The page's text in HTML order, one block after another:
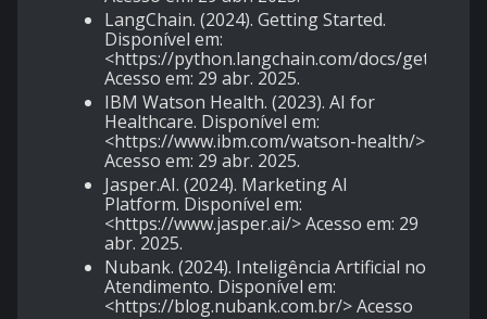
LangChain. (2024). Getting Started.
Disponível em:
<https://python.langchain.com/docs/
Acesso em: 29 abr. 2025.
IBM Watson Health. (2023). AI for
Healthcare. Disponível em:
<https://www.ibm.com/watson-health/>
Acesso em: 29 abr. 2025.
Jasper.AI. (2024). Marketing AI
Platform. Disponível em:
<https://www.jasper.ai/> Acesso em: 29
abr. 2025.
Nubank. (2024). Inteligência Artificial no
Atendimento. Disponível em:
<https://blog.nubank.com.br/> Acesso